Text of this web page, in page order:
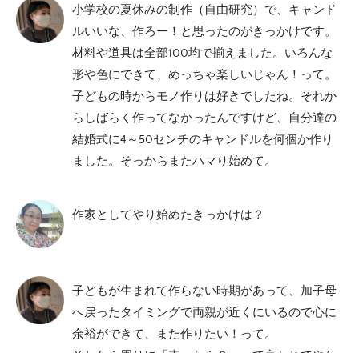
小学校の夏休みの制作（自由研究）で、キャンド
ルいいな、作ろー！と思ったのがきっかけです。
材料や道具は全部100均で揃えました。いろんな
形や色にできて、めっちゃ楽しいじゃん！って。
子どもの時からモノ作りは好きでしたね。それか
らしばらく作ってなかったんですけど、自分達の
結婚式に4～50センチのキャンドルを何個か作り
ました。そっからまたハマり始めて。
作家としてやり始めたきっかけは？
子どもが生まれて作らない時期があって、加子母
へ戻ったタイミングで両親が近くにいるので心に
余裕ができて、また作りたい！って。